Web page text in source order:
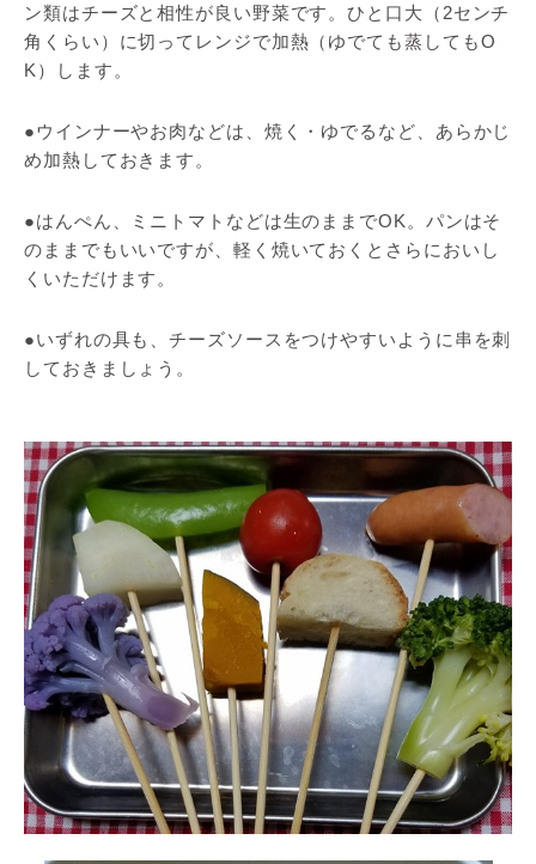
ン類はチーズと相性が良い野菜です。ひと口大（2センチ
角くらい）に切ってレンジで加熱（ゆでても蒸してもO
K）します。
●ウインナーやお肉などは、焼く・ゆでるなど、あらかじ
め加熱しておきます。
●はんぺん、ミニトマトなどは生のままでOK。パンはそ
のままでもいいですが、軽く焼いておくとさらにおいし
くいただけます。
●いずれの具も、チーズソースをつけやすいように串を刺
しておきましょう。